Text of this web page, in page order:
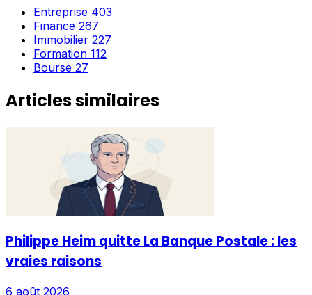
Entreprise 403
Finance 267
Immobilier 227
Formation 112
Bourse 27
Articles similaires
Philippe Heim quitte La Banque Postale : les
vraies raisons
6 août 2026